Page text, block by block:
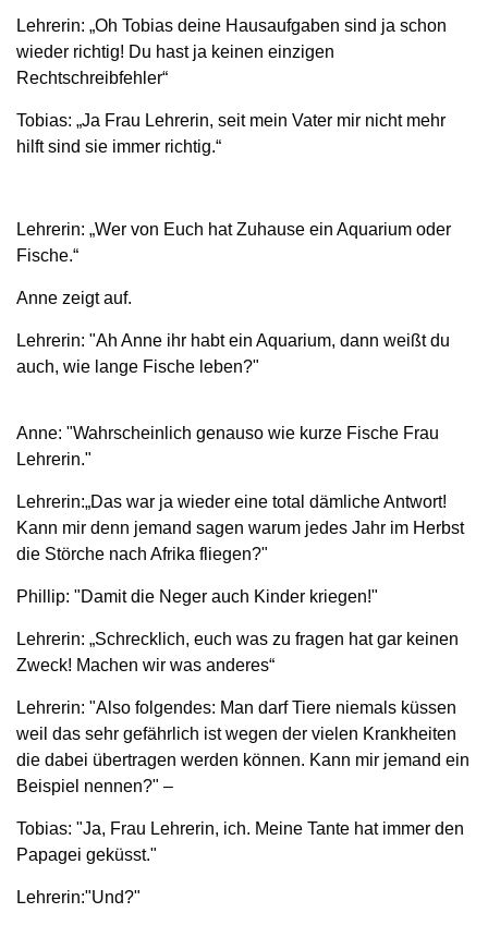
Lehrerin: „Oh Tobias deine Hausaufgaben sind ja schon
wieder richtig! Du hast ja keinen einzigen
Rechtschreibfehler“
Tobias: „Ja Frau Lehrerin, seit mein Vater mir nicht mehr
hilft sind sie immer richtig.“
Lehrerin: „Wer von Euch hat Zuhause ein Aquarium oder
Fische.“
Anne zeigt auf.
Lehrerin: "Ah Anne ihr habt ein Aquarium, dann weißt du
auch, wie lange Fische leben?"
Anne: "Wahrscheinlich genauso wie kurze Fische Frau
Lehrerin."
Lehrerin:„Das war ja wieder eine total dämliche Antwort!
Kann mir denn jemand sagen warum jedes Jahr im Herbst
die Störche nach Afrika fliegen?"
Phillip: "Damit die Neger auch Kinder kriegen!"
Lehrerin: „Schrecklich, euch was zu fragen hat gar keinen
Zweck! Machen wir was anderes“
Lehrerin: "Also folgendes: Man darf Tiere niemals küssen
weil das sehr gefährlich ist wegen der vielen Krankheiten
die dabei übertragen werden können. Kann mir jemand ein
Beispiel nennen?" –
Tobias: "Ja, Frau Lehrerin, ich. Meine Tante hat immer den
Papagei geküsst."
Lehrerin:"Und?"